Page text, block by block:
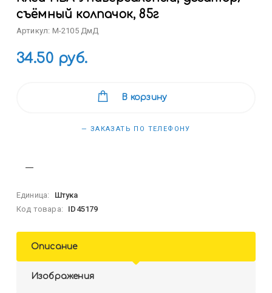
съёмный колпачок, 85г
Артикул: M-2105 ДмД
34.50 руб.
В корзину
— ЗАКАЗАТЬ ПО ТЕЛЕФОНУ
Единица:
Штука
Код товара:
ID45179
Описание
Изображения